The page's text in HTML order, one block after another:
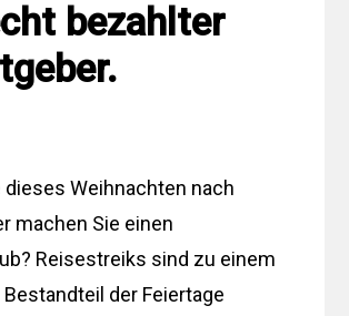
bezahlter
dieses Weihnachten nach
machen Sie einen
Reisestreiks sind zu einem
der Feiertage